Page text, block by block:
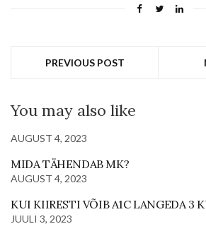
PREVIOUS POST
You may also like
AUGUST 4, 2023
MIDA TÄHENDAB MK?
AUGUST 4, 2023
KUI KIIRESTI VÕIB A1C LANGEDA 3
JUULI 3, 2023